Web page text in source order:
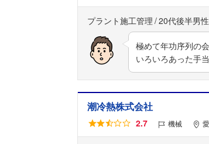
プラント施工管理 20代後半男性
極めて年功序列の
いろいろあった手
潮冷熱株式会社
2.7 機械